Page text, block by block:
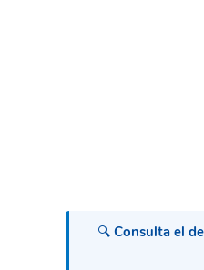
🔍 Consulta el